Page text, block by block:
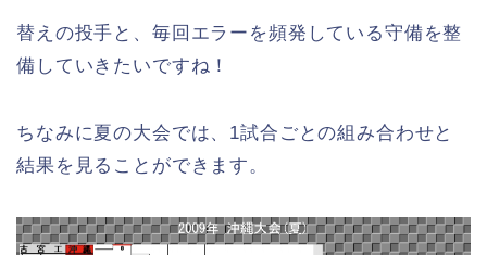
替えの投手と、毎回エラーを頻発している守備を整
備していきたいですね！
ちなみに夏の大会では、1試合ごとの組み合わせと
結果を見ることができます。